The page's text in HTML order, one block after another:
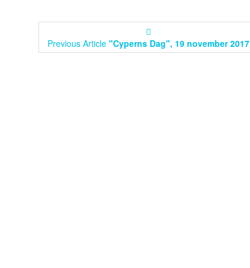
Previous Article "Cyperns Dag", 19 november 2017